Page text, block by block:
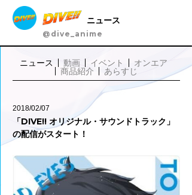
ニュース
@dive_anime
ニュース 動画 イベント オンエア
商品紹介 あらすじ
2018/02/07
「DIVE!! オリジナル・サウンドトラック」
の配信がスタート！